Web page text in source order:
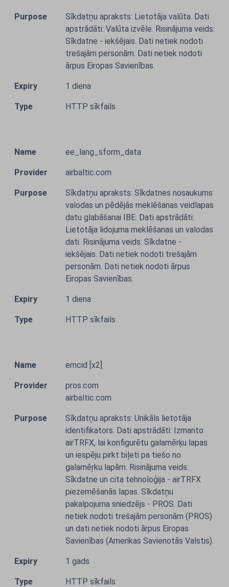
Sīkdatņu apraksts: Lietotāja valūta. Dati
apstrādāti: Valūta izvēle. Risinājuma veids:
Sīkdatne - iekšējais. Dati netiek nodoti
trešajām personām. Dati netiek nodoti
ārpus Eiropas Savienības.
1 diena
HTTP sīkfails
ee_lang_sform_data
airbaltic.com
Sīkdatņu apraksts: Sīkdatnes nosaukums
valodas un pēdējās meklēšanas veidlapas
datu glabāšanai IBE. Dati apstrādāti:
Lietotāja lidojuma meklēšanas un valodas
dati. Risinājuma veids: Sīkdatne -
iekšējais. Dati netiek nodoti trešajām
personām. Dati netiek nodoti ārpus
Eiropas Savienības.
1 diena
HTTP sīkfails
emcid [x2]
pros.com
airbaltic.com
Sīkdatņu apraksts: Unikāls lietotāja
identifikators. Dati apstrādāti: Izmanto
airTRFX, lai konfigurētu galamērķu lapas
un iespēju pirkt biļeti pa tiešo no
galamēŗku lapām. Risinājuma veids:
Sīkdatne un cita tehnoloģija - airTRFX
piezemēšanās lapas. Sīkdatņu
pakalpojuma sniedzējs - PROS. Dati
netiek nodoti trešajām personām (PROS)
un dati netiek nodoti ārpus Eiropas
Savienības (Amerikas Savienotās Valstis).
1 gads
HTTP sīkfails